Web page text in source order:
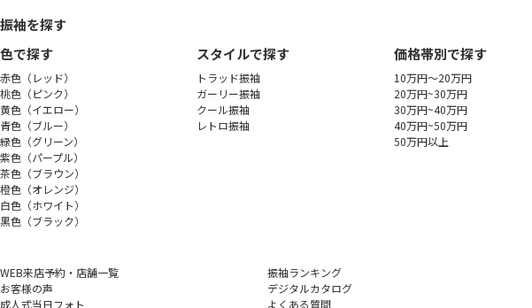
振袖を探す
色で探す
赤色（レッド）
桃色（ピンク）
黄色（イエロー）
青色（ブルー）
緑色（グリーン）
紫色（パープル）
茶色（ブラウン）
橙色（オレンジ）
白色（ホワイト）
黒色（ブラック）
スタイルで探す
トラッド振袖
ガーリー振袖
クール振袖
レトロ振袖
価格帯別で探す
10万円～20万円
20万円~30万円
30万円~40万円
40万円~50万円
50万円以上
WEB来店予約・店舗一覧
お客様の声
成人式当日フォト
振袖ランキング
デジタルカタログ
よくある質問